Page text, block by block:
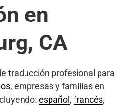
en
CA
traducción profesional para
, empresas y familias en
español , francés,